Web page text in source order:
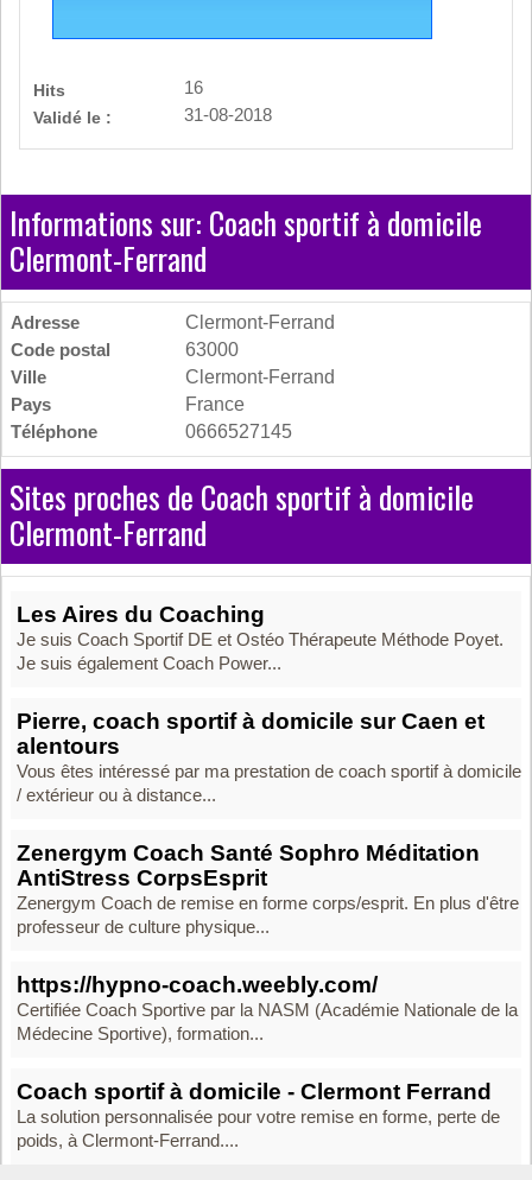
Hits
16
Validé le :
31-08-2018
Informations sur: Coach sportif à domicile
Clermont-Ferrand
Adresse
Clermont-Ferrand
Code postal
63000
Ville
Clermont-Ferrand
Pays
France
Téléphone
0666527145
Sites proches de Coach sportif à domicile
Clermont-Ferrand
Les Aires du Coaching
Je suis Coach Sportif DE et Ostéo Thérapeute Méthode Poyet.
Je suis également Coach Power...
Pierre, coach sportif à domicile sur Caen et
alentours
Vous êtes intéressé par ma prestation de coach sportif à domicile
/ extérieur ou à distance...
Zenergym Coach Santé Sophro Méditation
AntiStress CorpsEsprit
Zenergym Coach de remise en forme corps/esprit. En plus d'être
professeur de culture physique...
https://hypno-coach.weebly.com/
Certifiée Coach Sportive par la NASM (Académie Nationale de la
Médecine Sportive), formation...
Coach sportif à domicile - Clermont Ferrand
La solution personnalisée pour votre remise en forme, perte de
poids, à Clermont-Ferrand....